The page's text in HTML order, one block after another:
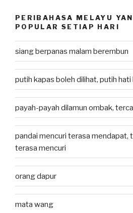
PERIBAHASA MELAYU
POPULAR SETIAP HARI
siang berpanas malam berembun
putih kapas boleh dilihat, putih
payah-payah dilamun ombak,
pandai mencuri terasa mendapat,
terasa mencuri
orang dapur
mata wang